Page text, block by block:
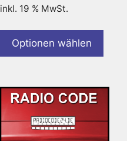
inkl. 19 % MwSt.
Optionen wählen